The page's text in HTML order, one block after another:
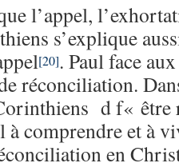
l’appel,
s’explique
[20]. Paul face
réconciliation.
d f«
à comprendre et à
en